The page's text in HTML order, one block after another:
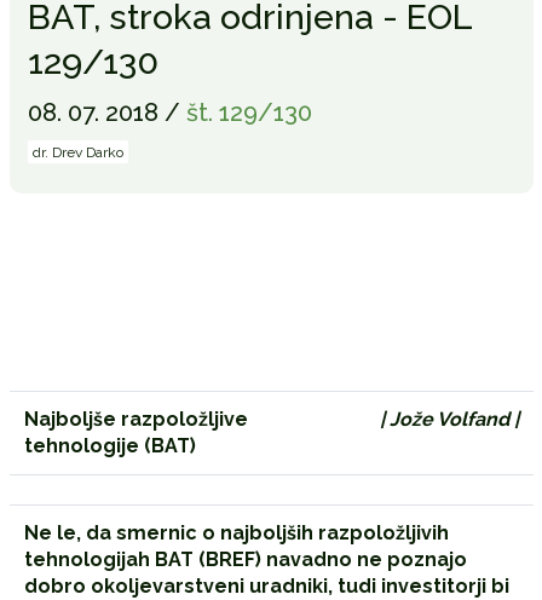
BAT, stroka odrinjena - EOL
129/130
08. 07. 2018 / št. 129/130
dr. Drev Darko
Najboljše razpoložljive
tehnologije (BAT)
| Jože Volfand |
Ne le, da smernic o najboljših razpoložljivih
tehnologijah BAT (BREF) navadno ne poznajo
dobro okoljevarstveni uradniki, tudi investitorji bi